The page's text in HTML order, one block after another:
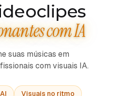
com IA
suas músicas em
com visuais IA.
Visuais no ritmo